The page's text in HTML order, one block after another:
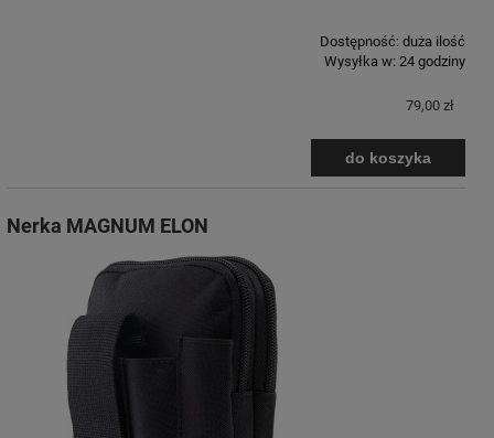
Dostępność: duża ilość
Wysyłka w: 24 godziny
79,00 zł
do koszyka
Nerka MAGNUM ELON